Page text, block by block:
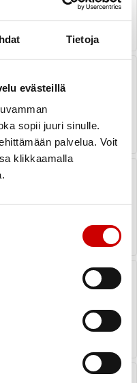
Tietoja
evästeillä
sopii juuri sinulle.
palvelua. Voit
klikkaamalla
ja